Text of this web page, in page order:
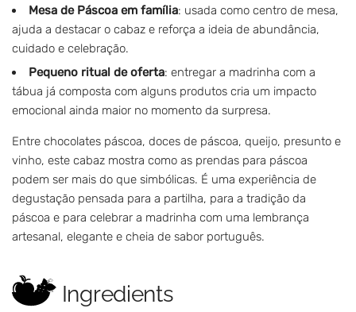
Mesa de Páscoa em família: usada como centro de mesa,
ajuda a destacar o cabaz e reforça a ideia de abundância,
cuidado e celebração.
Pequeno ritual de oferta: entregar a madrinha com a
tábua já composta com alguns produtos cria um impacto
emocional ainda maior no momento da surpresa.
Entre chocolates páscoa, doces de páscoa, queijo, presunto e
vinho, este cabaz mostra como as prendas para páscoa
podem ser mais do que simbólicas. É uma experiência de
degustação pensada para a partilha, para a tradição da
páscoa e para celebrar a madrinha com uma lembrança
artesanal, elegante e cheia de sabor português.
Ingredients